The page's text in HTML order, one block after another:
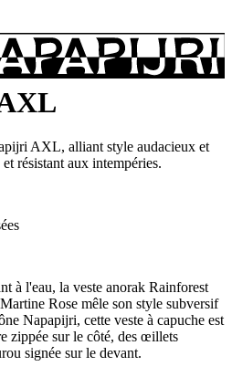
AXL, alliant style audacieux et
résistant aux intempéries.
à l'eau, la veste anorak Rainforest
Rose mêle son style subversif
Napapijri, cette veste à capuche est
zippée sur le côté, des œillets
signée sur le devant.